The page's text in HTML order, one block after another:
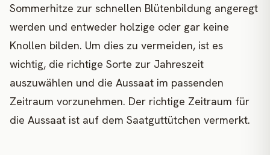
Sommerhitze zur schnellen Blütenbildung angeregt
werden und entweder holzige oder gar keine
Knollen bilden. Um dies zu vermeiden, ist es
wichtig, die richtige Sorte zur Jahreszeit
auszuwählen und die Aussaat im passenden
Zeitraum vorzunehmen. Der richtige Zeitraum für
die Aussaat ist auf dem Saatguttütchen vermerkt.